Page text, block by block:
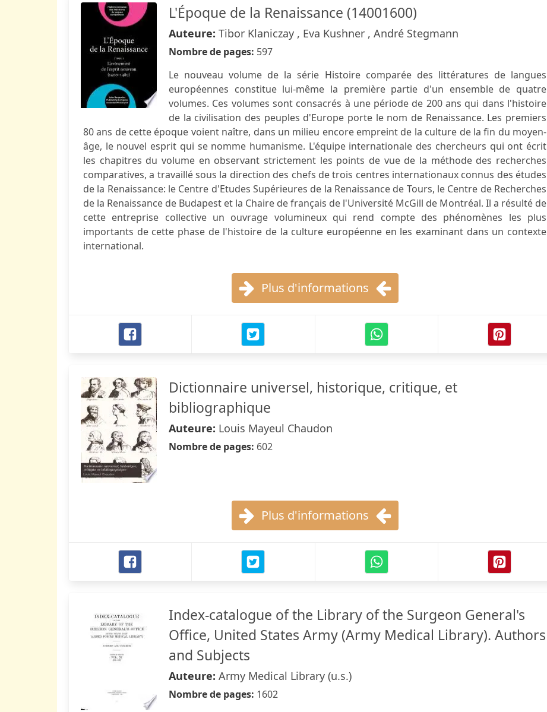
L'Époque de la Renaissance (14001600)
Auteure: Tibor Klaniczay , Eva Kushner , André Stegmann
Nombre de pages: 597
Le nouveau volume de la série Histoire comparée des littératures de langues
européennes constitue lui-même la première partie d'un ensemble de quatre
volumes. Ces volumes sont consacrés à une période de 200 ans qui dans l'histoire
de la civilisation des peuples d'Europe porte le nom de Renaissance. Les premiers
80 ans de cette époque voient naître, dans un milieu encore empreint de la culture de la fin du moyen-
âge, le nouvel esprit qui se nomme humanisme. L'équipe internationale des chercheurs qui ont écrit
les chapitres du volume en observant strictement les points de vue de la méthode des recherches
comparatives, a travaillé sous la direction des chefs de trois centres internationaux connus des études
de la Renaissance: le Centre d'Etudes Supérieures de la Renaissance de Tours, le Centre de Recherches
de la Renaissance de Budapest et la Chaire de français de l'Université McGill de Montréal. Il a résulté de
cette entreprise collective un ouvrage volumineux qui rend compte des phénomènes les plus
importants de cette phase de l'histoire de la culture européenne en les examinant dans un contexte
international.
Plus d'informations
Dictionnaire universel, historique, critique, et
bibliographique
Auteure: Louis Mayeul Chaudon
Nombre de pages: 602
Plus d'informations
Index-catalogue of the Library of the Surgeon General's
Office, United States Army (Army Medical Library). Authors
and Subjects
Auteure: Army Medical Library (u.s.)
Nombre de pages: 1602